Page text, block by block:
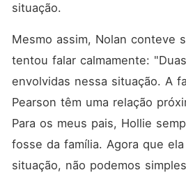
situação.
Mesmo assim, Nolan conteve
tentou falar calmamente:
envolvidas nessa situação. A
Pearson têm uma relação
Para os meus pais, Hollie
fosse da família. Agora que
situação, não podemos